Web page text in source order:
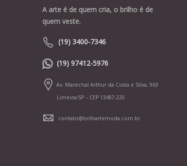
A arte é de quem cria, o brilho é de
quem veste.
(19) 3400-7346
(19) 97412-5976
Av. Marechal Arthur da Costa e Silva, 963
Limeira/SP – CEP 13487-220
contato@brilhartemoda.com.br